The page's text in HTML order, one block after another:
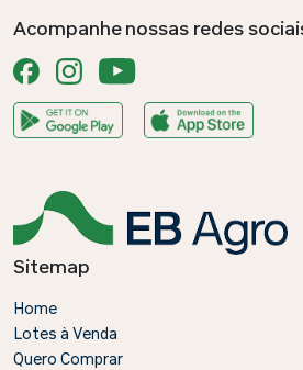
Acompanhe nossas redes
Sitemap
Home
Lotes à Venda
Quero Comprar